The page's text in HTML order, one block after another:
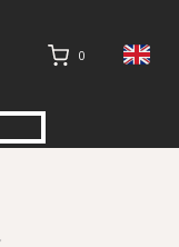
0